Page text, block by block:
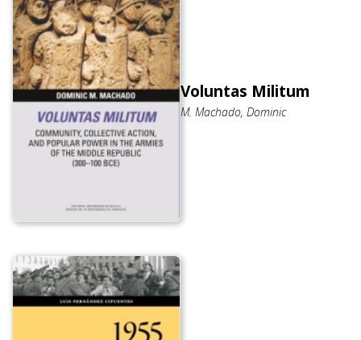
Voluntas Militum
M. Machado, Dominic